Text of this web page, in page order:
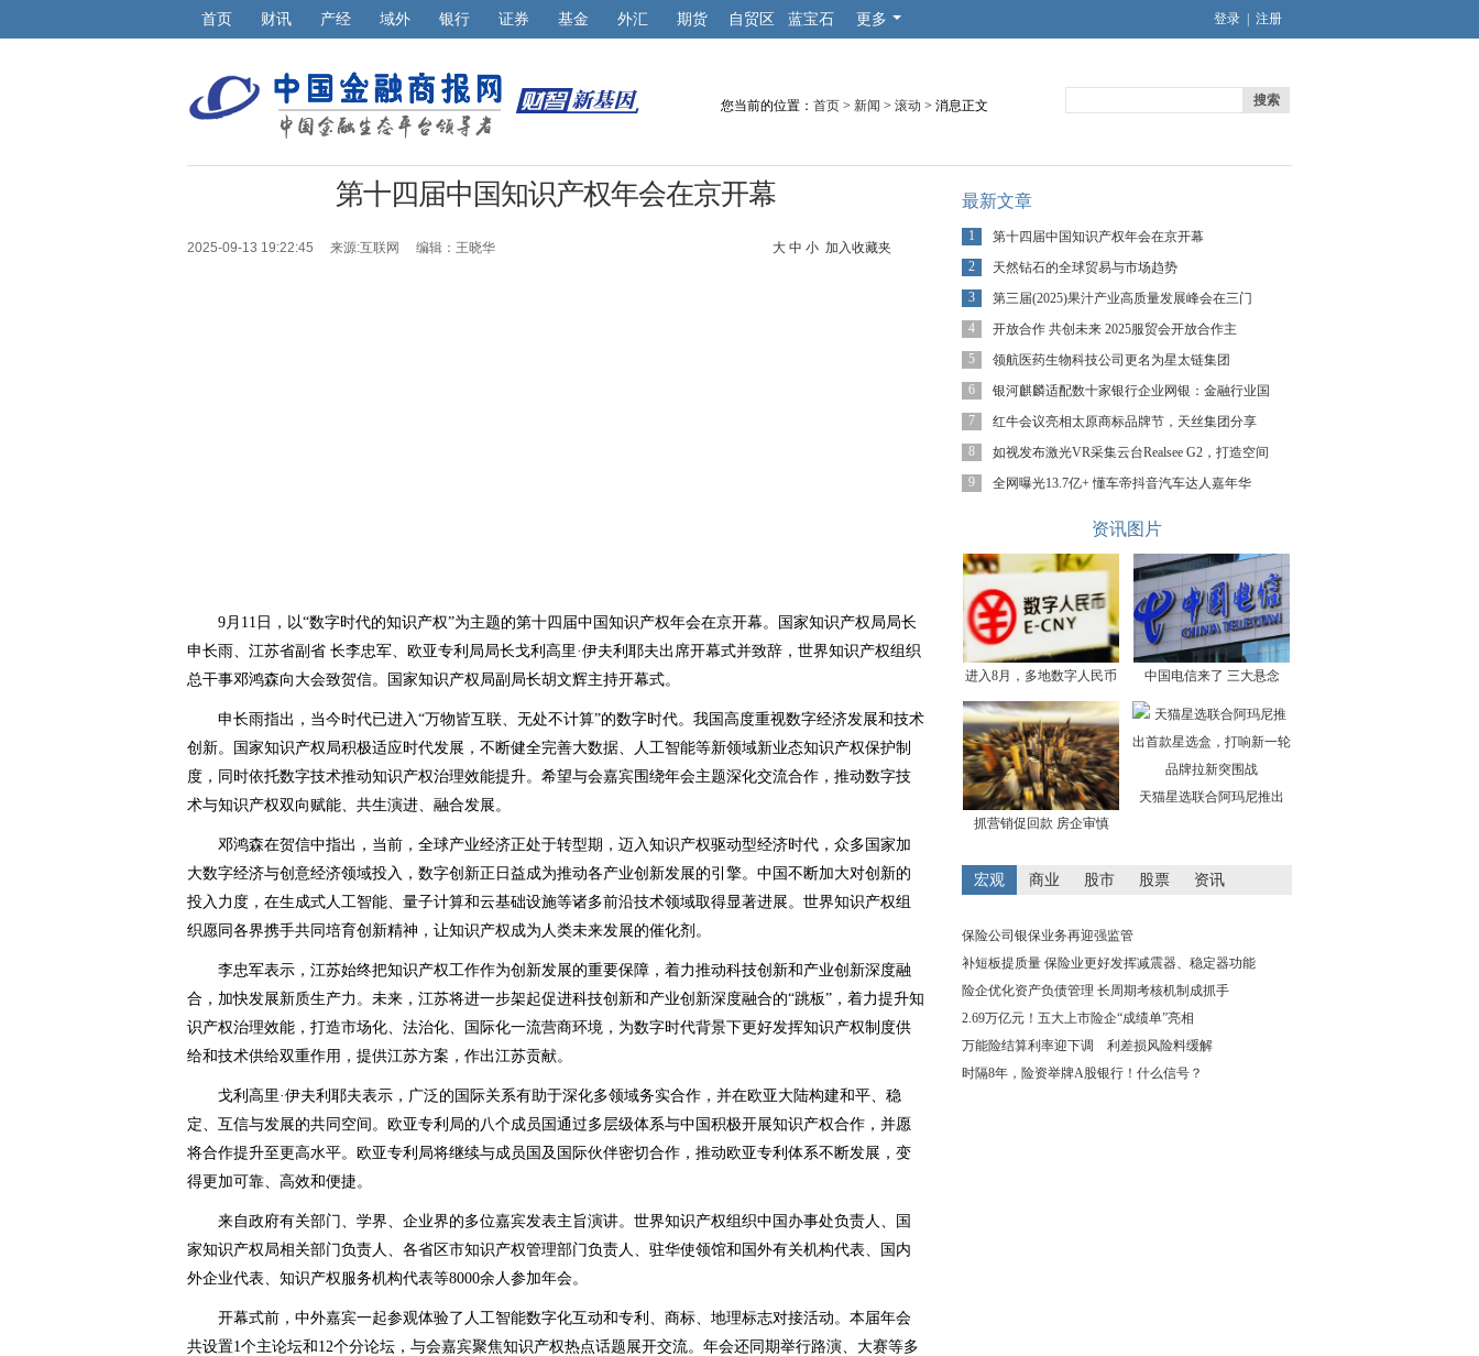
首页 财讯 产经 域外 银行 证券 基金 外汇 期货 自贸区 蓝宝石 更多 登录 注册
您当前的位置： 首页 > 新闻 > 滚动 > 消息正文 搜索
第十四届中国知识产权年会在京开幕
2025-09-13 19:22:45 来源:互联网 编辑：王晓华 大 中 小 加入收藏夹
9月11日，以“数字时代的知识产权”为主题的第十四届中国知识产权年会在京开幕。国家知识产权局局长
申长雨、江苏省副省 长李忠军、欧亚专利局局长戈利高里·伊夫利耶夫出席开幕式并致辞，世界知识产权组织
总干事邓鸿森向大会致贺信。国家知识产权局副局长胡文辉主持开幕式。
申长雨指出，当今时代已进入“万物皆互联、无处不计算”的数字时代。我国高度重视数字经济发展和技术
创新。国家知识产权局积极适应时代发展，不断健全完善大数据、人工智能等新领域新业态知识产权保护制
度，同时依托数字技术推动知识产权治理效能提升。希望与会嘉宾围绕年会主题深化交流合作，推动数字技
术与知识产权双向赋能、共生演进、融合发展。
邓鸿森在贺信中指出，当前，全球产业经济正处于转型期，迈入知识产权驱动型经济时代，众多国家加
大数字经济与创意经济领域投入，数字创新正日益成为推动各产业创新发展的引擎。中国不断加大对创新的
投入力度，在生成式人工智能、量子计算和云基础设施等诸多前沿技术领域取得显著进展。世界知识产权组
织愿同各界携手共同培育创新精神，让知识产权成为人类未来发展的催化剂。
李忠军表示，江苏始终把知识产权工作作为创新发展的重要保障，着力推动科技创新和产业创新深度融
合，加快发展新质生产力。未来，江苏将进一步架起促进科技创新和产业创新深度融合的“跳板”，着力提升知
识产权治理效能，打造市场化、法治化、国际化一流营商环境，为数字时代背景下更好发挥知识产权制度供
给和技术供给双重作用，提供江苏方案，作出江苏贡献。
戈利高里·伊夫利耶夫表示，广泛的国际关系有助于深化多领域务实合作，并在欧亚大陆构建和平、稳
定、互信与发展的共同空间。欧亚专利局的八个成员国通过多层级体系与中国积极开展知识产权合作，并愿
将合作提升至更高水平。欧亚专利局将继续与成员国及国际伙伴密切合作，推动欧亚专利体系不断发展，变
得更加可靠、高效和便捷。
来自政府有关部门、学界、企业界的多位嘉宾发表主旨演讲。世界知识产权组织中国办事处负责人、国
家知识产权局相关部门负责人、各省区市知识产权管理部门负责人、驻华使领馆和国外有关机构代表、国内
外企业代表、知识产权服务机构代表等8000余人参加年会。
开幕式前，中外嘉宾一起参观体验了人工智能数字化互动和专利、商标、地理标志对接活动。本届年会
共设置1个主论坛和12个分论坛，与会嘉宾聚焦知识产权热点话题展开交流。年会还同期举行路演、大赛等多
最新文章
1
第十四届中国知识产权年会在京开幕
2
天然钻石的全球贸易与市场趋势
3
第三届(2025)果汁产业高质量发展峰会在三门
4
开放合作 共创未来 2025服贸会开放合作主
5
领航医药生物科技公司更名为星太链集团
6
银河麒麟适配数十家银行企业网银：金融行业国
7
红牛会议亮相太原商标品牌节，天丝集团分享
8
如视发布激光VR采集云台Realsee G2，打造空间
9
全网曝光13.7亿+ 懂车帝抖音汽车达人嘉年华
资讯图片
进入8月，多地数字人民币 中国电信来了 三大悬念
抓营销促回款 房企审慎
天猫星选联合阿玛尼推出
宏观 商业 股市 股票 资讯
保险公司银保业务再迎强监管
补短板提质量 保险业更好发挥减震器、稳定器功能
险企优化资产负债管理 长周期考核机制成抓手
2.69万亿元！五大上市险企“成绩单”亮相
万能险结算利率迎下调 利差损风险料缓解
时隔8年，险资举牌A股银行！什么信号？